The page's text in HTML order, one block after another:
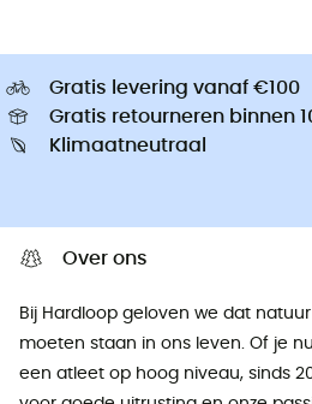
Gratis levering vanaf €100
Gratis retourneren binnen
Klimaatneutraal
Over ons
Bij Hardloop geloven we dat
moeten staan ​​in ons leven. Of je
een atleet op hoog niveau, sinds